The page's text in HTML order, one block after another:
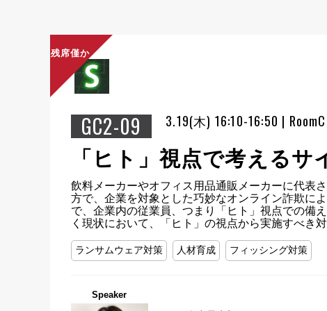
GC2-09 3.19(木) 16:10-16:50 | RoomC
残席僅か
「ヒト」視点で考える
飲料メーカーやオフィス用品通販メーカーに代表
方で、企業を対象とした巧妙なオンライン詐欺に
で、企業内の従業員、つまり「ヒト」視点での備
く現状において、「ヒト」の視点から実施すべき
ランサムウェア対策 人材育成 フィッシング対策
Speaker